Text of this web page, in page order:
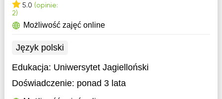
5.0 (opinie:
2)
Możliwość zajęć online
Język polski
Edukacja: Uniwersytet Jagielloński
Doświadczenie: ponad 3 lata